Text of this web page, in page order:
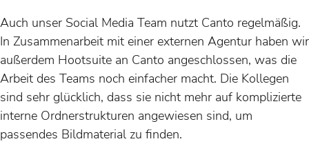
Auch unser Social Media Team nutzt Canto regelmäßig.
In Zusammenarbeit mit einer externen Agentur haben wir
außerdem Hootsuite an Canto angeschlossen, was die
Arbeit des Teams noch einfacher macht. Die Kollegen
sind sehr glücklich, dass sie nicht mehr auf komplizierte
interne Ordnerstrukturen angewiesen sind, um
passendes Bildmaterial zu finden.